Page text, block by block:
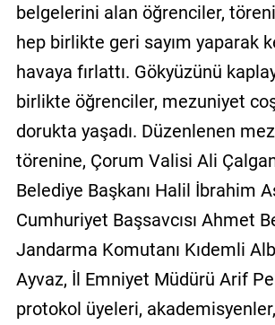
belgelerini alan öğrenciler,
hep birlikte geri sayım yaparak
havaya fırlattı. Gökyüzünü
birlikte öğrenciler, mezuniyet
dorukta yaşadı. Düzenlenen
törenine, Çorum Valisi Ali
Belediye Başkanı Halil İbrahim
Cumhuriyet Başsavcısı Ahmet
Jandarma Komutanı Kıdemli
Ayvaz, İl Emniyet Müdürü Arif
protokol üyeleri,